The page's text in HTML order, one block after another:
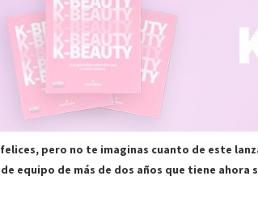
pero no te imaginas cuanto de este
equipo de más de dos años que tiene ahora